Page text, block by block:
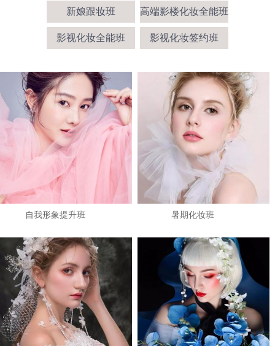
新娘跟妆班 高端影楼化妆全能班
影视化妆全能班 影视化妆签约班
自我形象提升班 暑期化妆班